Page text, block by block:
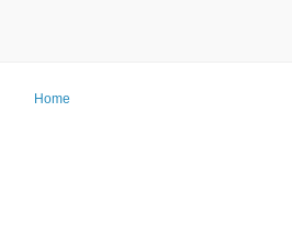
Home